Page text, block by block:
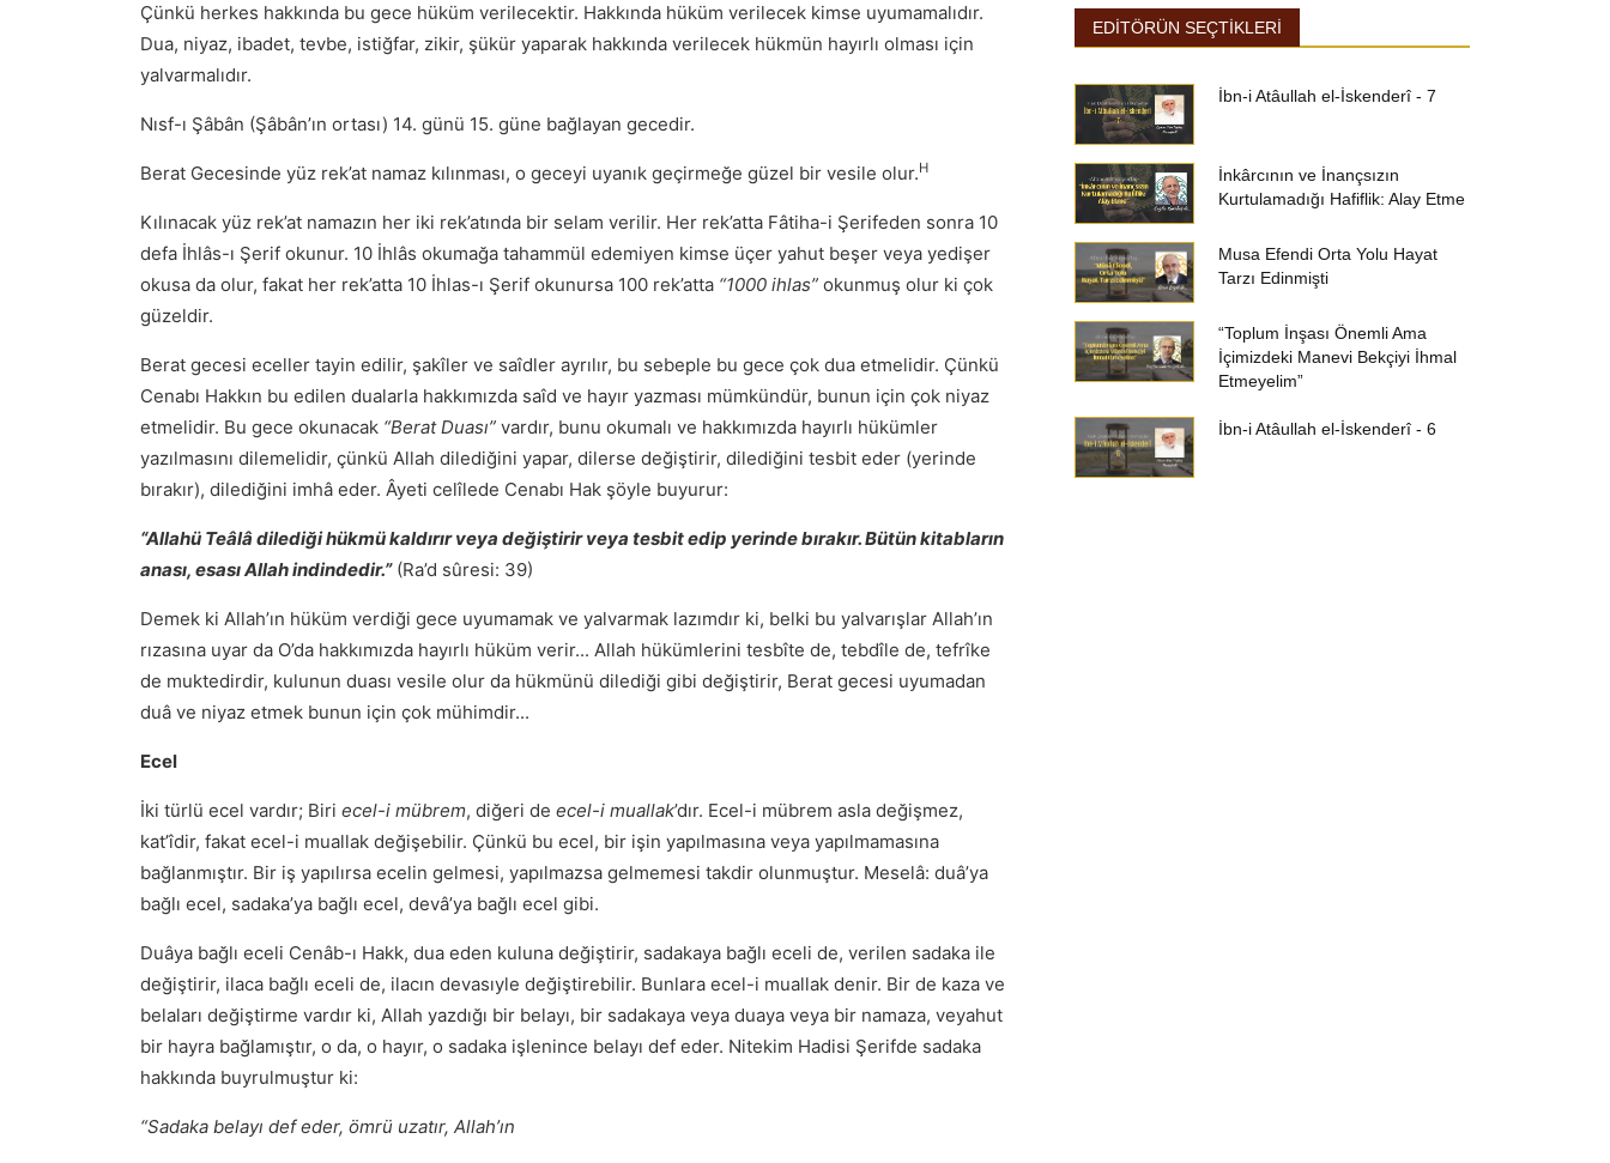
Çünkü herkes hakkında bu gece hüküm verilecektir. Hakkında hüküm verilecek kimse uyumamalıdır.
Dua, niyaz, ibadet, tevbe, istiğfar, zikir, şükür yaparak hakkında verilecek hükmün hayırlı olması için
yalvarmalıdır.
Nısf-ı Şâbân (Şâbân’ın ortası) 14. günü 15. güne bağlayan gecedir.
Berat Gecesinde yüz rek’at namaz kılınması, o geceyi uyanık geçirmeğe güzel bir vesile olur.H
Kılınacak yüz rek’at namazın her iki rek’atında bir selam verilir. Her rek’atta Fâtiha-i Şerifeden sonra 10
defa İhlâs-ı Şerif okunur. 10 İhlâs okumağa tahammül edemiyen kimse üçer yahut beşer veya yedişer
okusa da olur, fakat her rek’atta 10 İhlas-ı Şerif okunursa 100 rek’atta “1000 ihlas” okunmuş olur ki çok
güzeldir.
Berat gecesi eceller tayin edilir, şakîler ve saîdler ayrılır, bu sebeple bu gece çok dua etmelidir. Çünkü
Cenabı Hakkın bu edilen dualarla hakkımızda saîd ve hayır yazması mümkündür, bunun için çok niyaz
etmelidir. Bu gece okunacak “Berat Duası” vardır, bunu okumalı ve hakkımızda hayırlı hükümler
yazılmasını dilemelidir, çünkü Allah dilediğini yapar, dilerse değiştirir, dilediğini tesbit eder (yerinde
bırakır), dilediğini imhâ eder. Âyeti celîlede Cenabı Hak şöyle buyurur:
“Allahü Teâlâ dilediği hükmü kaldırır veya değiştirir veya tesbit edip yerinde bırakır. Bütün kitabların
anası, esası Allah indindedir.”(Ra’d sûresi: 39)
Demek ki Allah’ın hüküm verdiği gece uyumamak ve yalvarmak lazımdır ki, belki bu yalvarışlar Allah’ın
rızasına uyar da O’da hakkımızda hayırlı hüküm verir... Allah hükümlerini tesbîte de, tebdîle de, tefrîke
de muktedirdir, kulunun duası vesile olur da hükmünü dilediği gibi değiştirir, Berat gecesi uyumadan
duâ ve niyaz etmek bunun için çok mühimdir...
Ecel
İki türlü ecel vardır; Biri ecel-i mübrem, diğeri de ecel-i muallak’dır. Ecel-i mübrem asla değişmez,
kat’îdir, fakat ecel-i muallak değişebilir. Çünkü bu ecel, bir işin yapılmasına veya yapılmamasına
bağlanmıştır. Bir iş yapılırsa ecelin gelmesi, yapılmazsa gelmemesi takdir olunmuştur. Meselâ: duâ’ya
bağlı ecel, sadaka’ya bağlı ecel, devâ’ya bağlı ecel gibi.
Duâya bağlı eceli Cenâb-ı Hakk, dua eden kuluna değiştirir, sadakaya bağlı eceli de, verilen sadaka ile
değiştirir, ilaca bağlı eceli de, ilacın devasıyle değiştirebilir. Bunlara ecel-i muallak denir. Bir de kaza ve
belaları değiştirme vardır ki, Allah yazdığı bir belayı, bir sadakaya veya duaya veya bir namaza, veyahut
bir hayra bağlamıştır, o da, o hayır, o sadaka işlenince belayı def eder. Nitekim Hadisi Şerifde sadaka
hakkında buyrulmuştur ki:
“Sadaka belayı def eder, ömrü uzatır, Allah’ın
EDİTÖRÜN SEÇTİKLERİ
İbn-i Atâullah el-İskenderî - 7
İnkârcının ve İnançsızın
Kurtulamadığı Hafiflik: Alay Etme
Musa Efendi Orta Yolu Hayat
Tarzı Edinmişti
“Toplum İnşası Önemli Ama
İçimizdeki Manevi Bekçiyi İhmal
Etmeyelim”
İbn-i Atâullah el-İskenderî - 6